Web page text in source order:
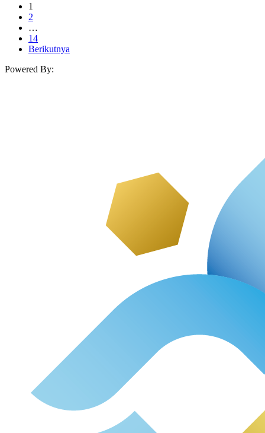
1
2
…
14
Berikutnya
Powered By: